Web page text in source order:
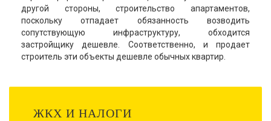
другой стороны, строительство апартаментов,
поскольку отпадает обязанность возводить
сопутствующую инфраструктуру, обходится
застройщику дешевле. Соответственно, и продает
строитель эти объекты дешевле обычных квартир.
ЖКХ И НАЛОГИ